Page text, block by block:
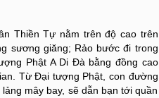
Thiền Tự nằm trên độ cao trên
sương giăng; Rảo bước đi trong
Phật A Di Đà bằng đồng cao
Từ Đại tượng Phật, con đường
mây bay, sẽ dẫn bạn tới quần